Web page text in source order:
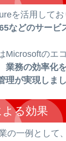
を活用して
などのサービ
Microsoftのエ
業務の効率化
理が実現しま
る効果
の一例として